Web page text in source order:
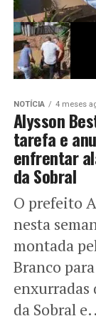
NOTÍCIA 4 meses
Alysson
tarefa e
enfrentar
da Sobral
O prefeito
nesta
montada
Branco
enxurradas
da Sobral